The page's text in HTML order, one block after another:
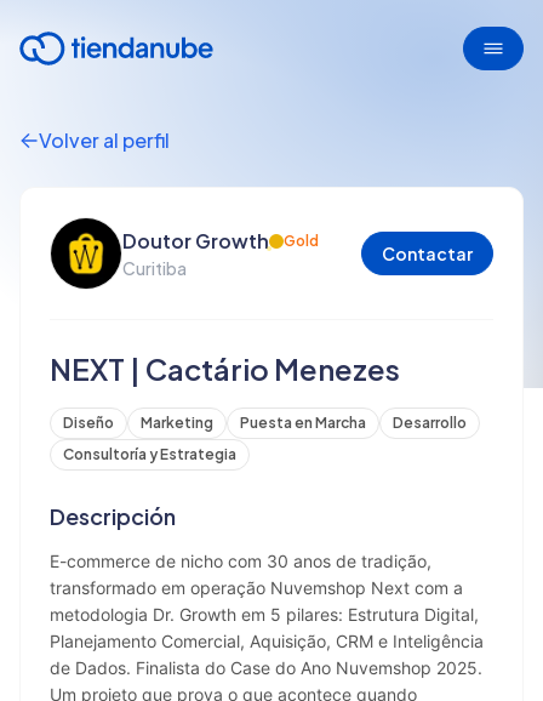
Volver al perfil
Doutor Growth Gold
Curitiba
Contactar
NEXT | Cactário Menezes
Diseño Marketing Puesta en Marcha
Desarrollo
Consultoría y Estrategia
Descripción
E-commerce de nicho com 30 anos de tradição,
transformado em operação Nuvemshop Next com a
metodologia Dr. Growth em 5 pilares: Estrutura Digital,
Planejamento Comercial, Aquisição, CRM e Inteligência
de Dados. Finalista do Case do Ano Nuvemshop 2025.
Um projeto que prova o que acontece quando